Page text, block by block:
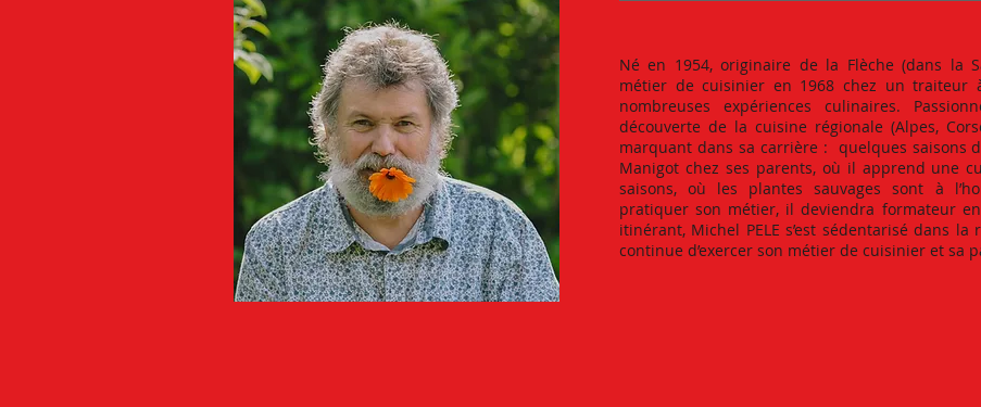
Né en 1954, originaire de la Flèche (dans la
métier de cuisinier en 1968 chez un traiteur
nombreuses expériences culinaires.
découverte de la cuisine régionale (Alpes,
marquant dans sa carrière : quelques saisons
Manigot chez ses parents, où il apprend une
saisons, où les plantes sauvages sont à
pratiquer son métier, il deviendra formateur
itinérant, Michel PELE s’est sédentarisé dans la
continue d’exercer son métier de cuisinier et sa